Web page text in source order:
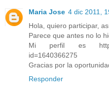
Maria Jose 4 dic 2011,
Hola, quiero participar,
Parece que antes no lo
Mi perfil es http://
id=1640366275
Gracias por la
Responder